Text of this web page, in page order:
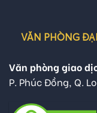
VĂN PHÒNG
Văn phòng giao
P. Phúc Đồng, Q.